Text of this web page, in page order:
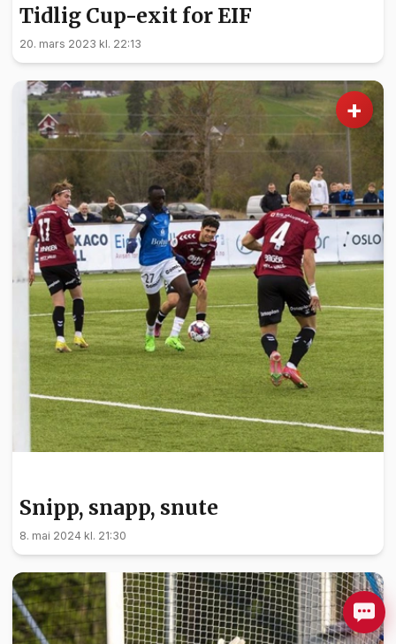
Tidlig Cup-exit for EIF
20. mars 2023 kl. 22:13
+
Snipp, snapp, snute
8. mai 2024 kl. 21:30